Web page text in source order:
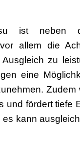
ist neben
allem die
zu
eine
Zudem
und fördert tiefe
es kann